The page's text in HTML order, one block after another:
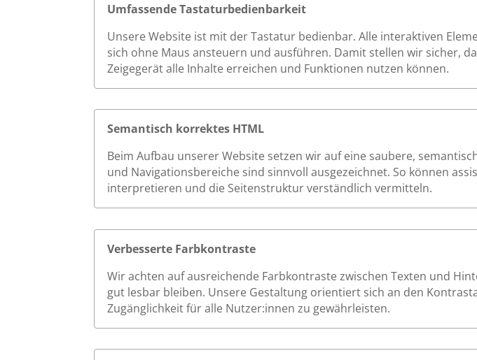
Umfassende Tastaturbedienbarkeit
Unsere Website ist mit der Tastatur bedienbar. Alle interaktiven
sich ohne Maus ansteuern und ausführen. Damit stellen wir sicher,
Zeigegerät alle Inhalte erreichen und Funktionen nutzen können.
Semantisch korrektes HTML
Beim Aufbau unserer Website setzen wir auf eine saubere,
und Navigationsbereiche sind sinnvoll ausgezeichnet. So können
interpretieren und die Seitenstruktur verständlich vermitteln.
Verbesserte Farbkontraste
Wir achten auf ausreichende Farbkontraste zwischen Texten und
gut lesbar bleiben. Unsere Gestaltung orientiert sich an den
Zugänglichkeit für alle Nutzer:innen zu gewährleisten.